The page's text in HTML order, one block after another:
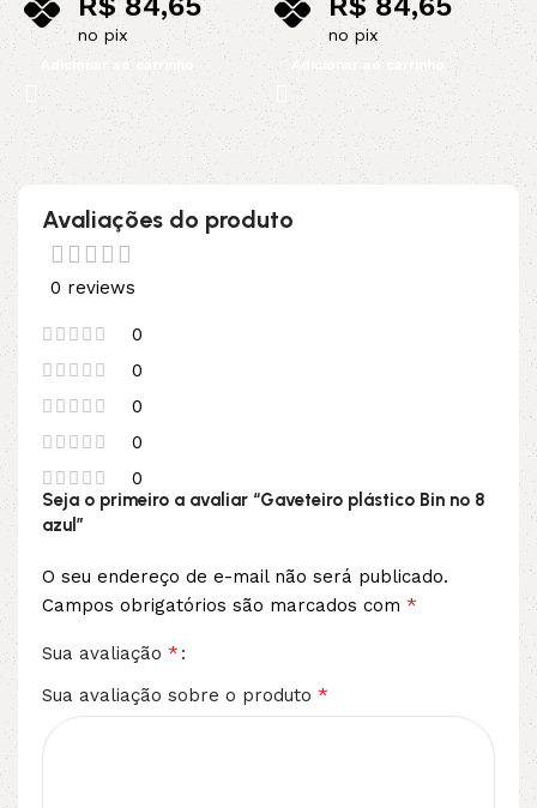
no pix
Adicionar ao carrinho
no pix
Adicionar ao carrinho
Avaliações do produto
0 reviews
0
0
0
0
0
Seja o primeiro a avaliar “Gaveteiro plástico Bin nº 8
azul”
O seu endereço de e-mail não será publicado.
Campos obrigatórios são marcados com *
Sua avaliação *
Sua avaliação sobre o produto *